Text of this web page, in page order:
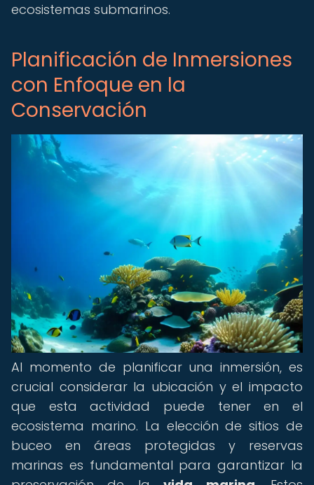
ecosistemas submarinos.
Planificación de Inmersiones
con Enfoque en la
Conservación
Al momento de planificar una inmersión, es
crucial considerar la ubicación y el impacto
que esta actividad puede tener en el
ecosistema marino. La elección de sitios de
buceo en áreas protegidas y reservas
marinas es fundamental para garantizar la